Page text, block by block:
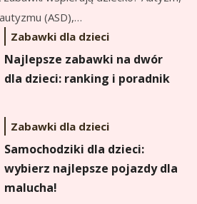
(ASD),…
Zabawki dla dzieci
Najlepsze zabawki na dwór
dla dzieci: ranking i poradnik
Zabawki dla dzieci
Samochodziki dla dzieci:
wybierz najlepsze pojazdy dla
malucha!